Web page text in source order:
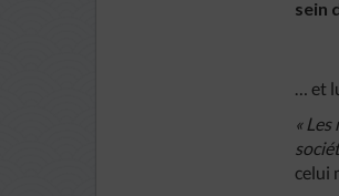
sein
… et
«
celui